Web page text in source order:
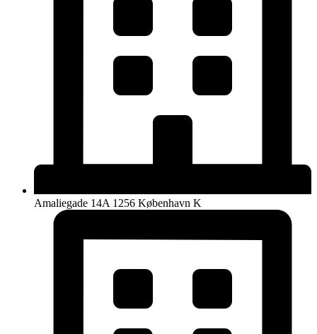
Amaliegade 14A 1256 København K